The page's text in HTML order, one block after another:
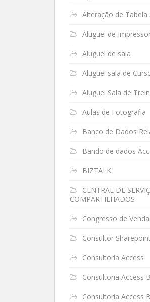
Alteração de Tabela
Aluguel de
Aluguel de sala
Aluguel sala de
Aluguel Sala de
Aulas de Fotografia
Banco de Dados
Bando de dados
BIZTALK
CENTRAL DE
COMPARTILHADOS
Congresso de
Consultor
Consultoria Access
Consultoria Access
Consultoria Access